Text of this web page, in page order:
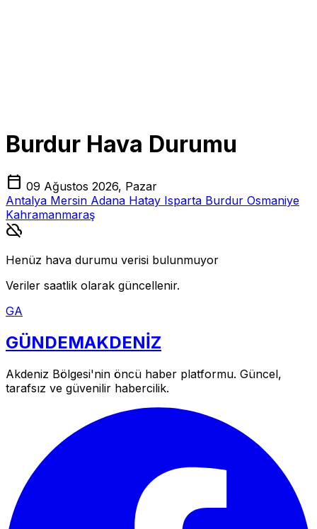
Burdur Hava Durumu
calendar_today 09 Ağustos 2026, Pazar
Antalya Mersin Adana Hatay Isparta Burdur Osmaniye
Kahramanmaraş
cloud_off
Henüz hava durumu verisi bulunmuyor
Veriler saatlik olarak güncellenir.
GA
GÜNDEMAKDENİZ
Akdeniz Bölgesi'nin öncü haber platformu. Güncel,
tarafsız ve güvenilir habercilik.